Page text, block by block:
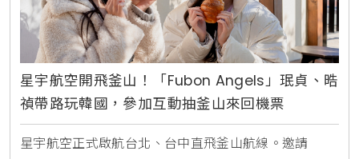
星宇航空開飛釜山！「Fubon Angels」珉貞、晧
禎帶路玩韓國，參加互動抽釜山來回機票
星宇航空正式啟航台北、台中直飛釜山航線。邀請